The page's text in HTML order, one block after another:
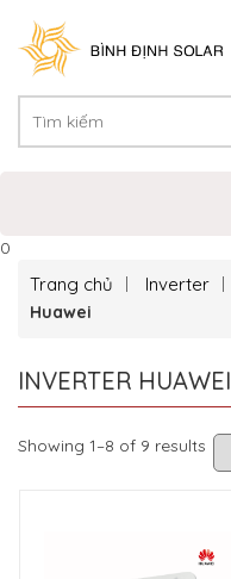
0
Trang chủ Inverter
Huawei
INVERTER HUAWEI
Showing 1–8 of 9 results